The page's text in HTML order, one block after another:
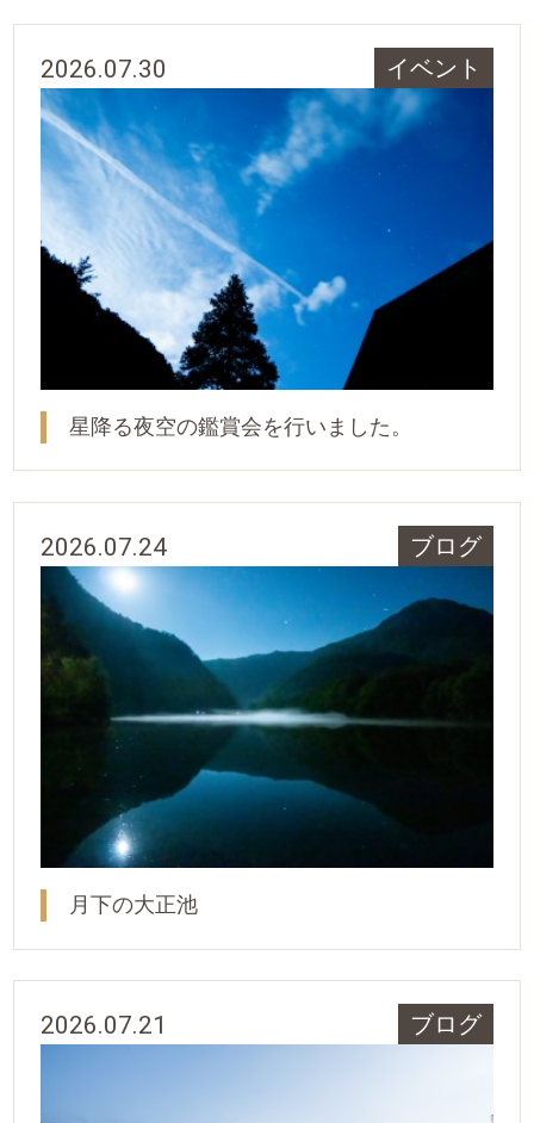
2026.07.30 イベント
星降る夜空の鑑賞会を行いました。
2026.07.24 ブログ
月下の大正池
2026.07.21 ブログ